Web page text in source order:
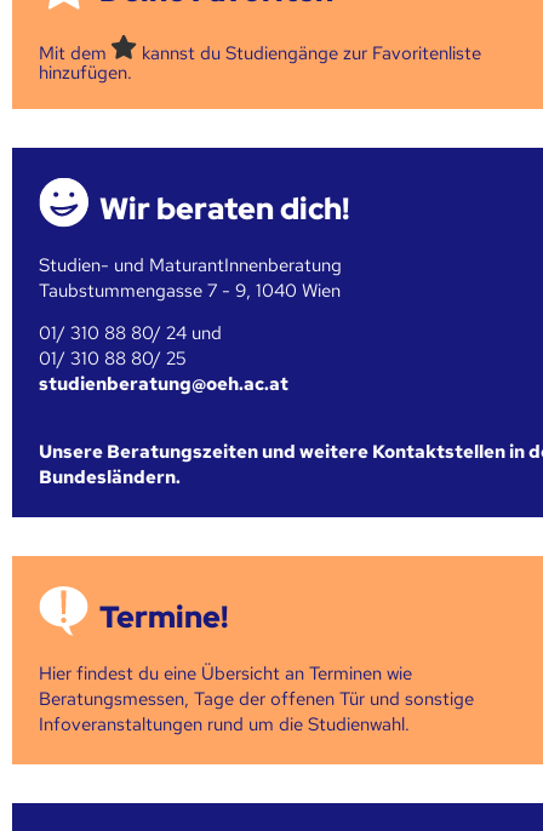
Mit dem
kannst du Studiengänge zur Favoritenliste
hinzufügen.
Wir beraten dich!
Studien- und MaturantInnenberatung
Taubstummengasse 7 - 9, 1040 Wien
01/ 310 88 80/ 24 und
01/ 310 88 80/ 25
studienberatung@oeh.ac.at
Unsere Beratungszeiten und weitere Kontaktstellen in
Bundesländern.
Termine!
Hier findest du eine Übersicht an Terminen wie
Beratungsmessen, Tage der offenen Tür und sonstige
Infoveranstaltungen rund um die Studienwahl.